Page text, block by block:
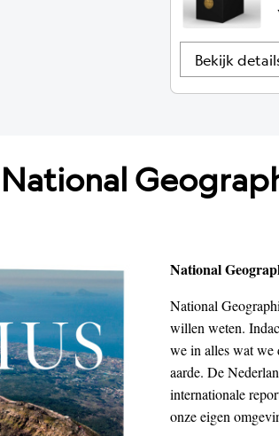
Bekijk
National
National
willen weten.
we in alles wat we
aarde. De
internationale
onze eigen